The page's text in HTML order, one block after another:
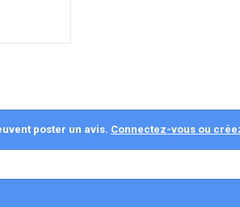
poster un avis. Connectez-vous ou